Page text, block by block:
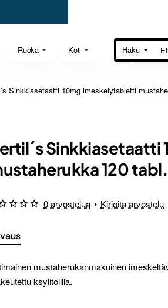
Ruoka Koti Haku
Etsi...
Sinkkiasetaatti 10mg imeskelytabletti
120 tabl.
mustaherukanmakuinen
ksylitolilla.
0 arvostelua • Kirjoita arvostelu